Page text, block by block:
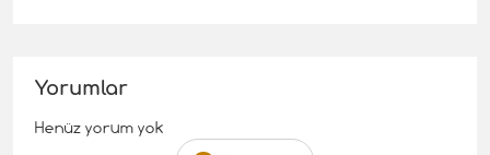
Yorumlar
Henüz yorum yok